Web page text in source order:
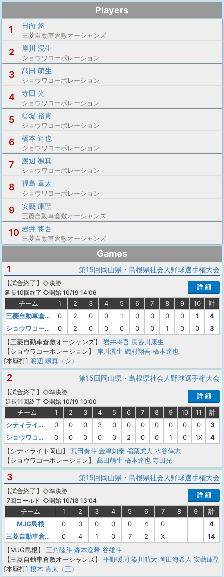
Players
1
日向 悠
三菱自動車倉敷オーシャンズ
2 岸川 滉生
ショウワコーポレーション
3 髙田 萌生
ショウワコーポレーション
4 寺田 光
ショウワコーポレーション
5 ◎堀 裕貴
ショウワコーポレーション
6 橋本 達也
ショウワコーポレーション
7 渡辺 颯真
ショウワコーポレーション
8 福島 章太
ショウワコーポレーション
9 安藝 庫聖
三菱自動車倉敷オーシャンズ
10 岩井 将吾
三菱自動車倉敷オーシャンズ
Games
1
第15回岡山県・島根県社会人野球選手権大会
【試合終了 】
延長10回終了
◇決勝
◇開始 10/19 14:06
詳 細
チーム 1 2 3 4 5 6 7 8 9 10
計
三菱自動車倉敷オーシャンズ
0 2 0 0 1 0 0 0 0 1
4
ショウワコーポレーション
0 2 0 0 0 0 0 1 0 0
3
【三菱自動車倉敷オーシャンズ】
岩井将吾 長谷川康生
【ショウワコーポレーション】
岸川滉生 磯村翔吾 橋本達也
[本塁打] 渡辺 颯真（シ）
2 第15回岡山県・島根県社会人野球選手権大会
【試合終了 】
延長11回終了
◇準決勝
◇開始 10/19 10:00
詳 細
チーム 1 2 3 4 5 6 7 8 9 10 11
計
シティライト岡山
0 0 0 3 0 0 0 0 0 0 0
3
ショウワコーポレーション
0 0 0 0 0 2 0 0 1 0 1X
4
【シティライト岡山】
荒田奏斗 金津知泰 稲葉虎大 水谷倖志
【ショウワコーポレーション】
髙田萌生 橋本達也 寺田光
3 第15回岡山県・島根県社会人野球選手権大会
【試合終了 】
7回コールド
◇準決勝
◇開始 10/18 13:04
詳 細
チーム 1 2 3 4 5 6 7 8 9
計
MJG島根
0 0 0 0 0 4 0
4
三菱自動車倉敷オーシャンズ
0 4 1 0 7 2 X
14
【MJG島根】
三角陸斗 森本逸希 谷雄斗
【三菱自動車倉敷オーシャンズ】
平野暖周 染川航大 岡田海希人 安藝庫聖
[本塁打] 榎木 貫太（三）